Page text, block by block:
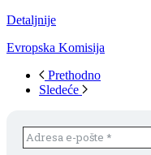
Detaljnije
Evropska Komisija
Prethodno
Sledeće